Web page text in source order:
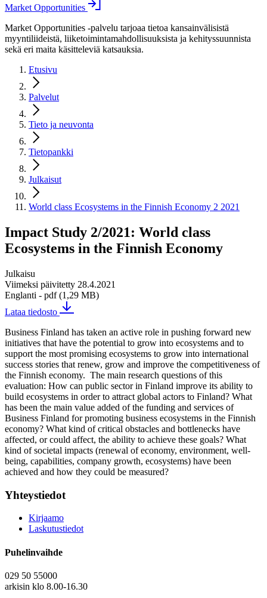
Market Opportunities
Market Opportunities -palvelu tarjoaa tietoa kansainvälisistä
myyntiliideistä, liiketoimintamahdollisuuksista ja kehityssuunnista
sekä eri maita käsitteleviä katsauksia.
Etusivu
Palvelut
Tieto ja neuvonta
Tietopankki
Julkaisut
World class Ecosystems in the Finnish Economy 2 2021
Impact Study 2/2021: World class
Ecosystems in the Finnish Economy
Julkaisu
Viimeksi päivitetty 28.4.2021
Englanti - pdf (1,29 MB)
Lataa tiedosto
Business Finland has taken an active role in pushing forward new
initiatives that have the potential to grow into ecosystems and to
support the most promising ecosystems to grow into international
success stories that renew, grow and improve the competitiveness of
the Finnish economy. The main research questions of this
evaluation: How can public sector in Finland improve its ability to
build ecosystems in order to attract global actors to Finland? What
has been the main value added of the funding and services of
Business Finland for promoting business ecosystems in the Finnish
economy? What kind of critical obstacles and bottlenecks have
affected, or could affect, the ability to achieve these goals? What
kind of societal impacts (renewal of economy, environment, well-
being, capabilities, company growth, ecosystems) have been
achieved and how they could be measured?
Yhteystiedot
Kirjaamo
Laskutustiedot
Puhelinvaihde
029 50 55000
arkisin klo 8.00-16.30